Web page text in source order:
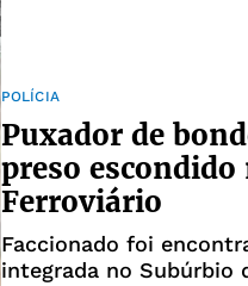
POLÍCIA
Puxador de
preso
Ferroviário
Faccionado foi
integrada no Subúrbio